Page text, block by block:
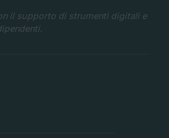
il supporto di strumenti digitali e